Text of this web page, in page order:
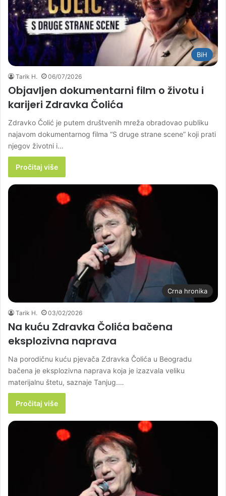
BiH
Tarik H. 06/07/2026
Objavljen dokumentarni film o životu i
karijeri Zdravka Čolića
Zdravko Čolić je putem društvenih mreža obradovao publiku
najavom dokumentarnog filma “S druge strane scene” koji prati
njegov životni i…
Pročitaj više
Crna hronika
Tarik H. 03/02/2026
Na kuću Zdravka Čolića bačena
eksplozivna naprava
Na porodičnu kuću pjevača Zdravka Čolića u Beogradu
bačena je eksplozivna naprava koja je izazvala veliku
materijalnu štetu, saznaje Tanjug.…
Pročitaj više